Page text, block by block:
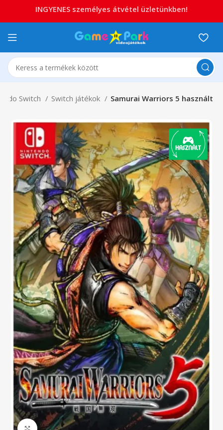
Switch Switch játékok Samurai Warriors 5 használt
INGYENES személyes átvétel üzletünkben!